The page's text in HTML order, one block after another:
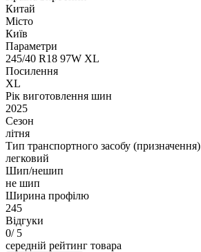
Китай
Місто
Київ
Параметри
245/40 R18 97W XL
Посилення
XL
Рік виготовлення шин
2025
Сезон
літня
Тип транспортного засобу (призначення)
легковий
Шип/нешип
не шип
Ширина профілю
245
Відгуки
0/ 5
середній рейтинг товара